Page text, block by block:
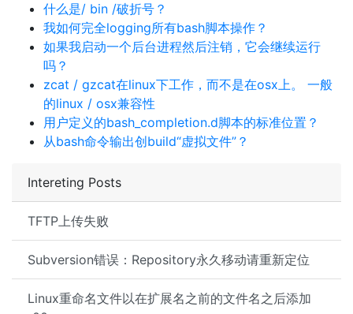
Intereting Posts
TFTP上传失败
Subversion错误：Repository永久移动请重新定位
Linux重命名文件以在扩展名之前的文件名之后添加
什么是/ bin /破折号？
我如何完全logging所有bash脚本操作？
如果我启动一个后台进程然后注销，它会继续运行
吗？
zcat / gzcat在linux下工作，而不是在osx上。 一般
的linux / osx兼容性
用户定义的bash_completion.d脚本的标准位置？
从bash命令输出创build“虚拟文件”？